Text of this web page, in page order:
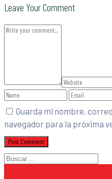
Leave Your Comment
Guarda mi nombre,
navegador para la próxima